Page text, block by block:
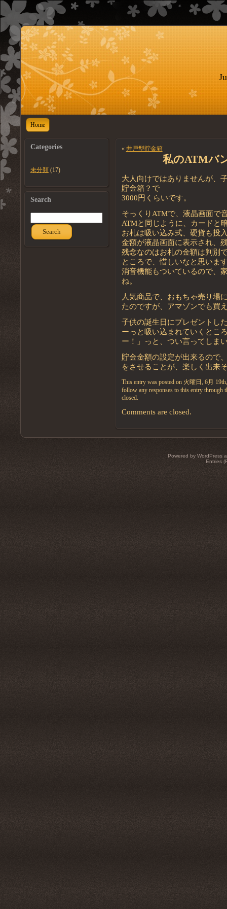
Home
Categories
未分類 (17)
Search
Search
« 井戸型貯金箱
私のATMバ
大人向けではありませんが、
貯金箱？で
3000円くらいです。
そっくりATMで、液晶画面で
ATMと同じように、カードと
お札は吸い込み式、硬貨も投
金額が液晶画面に表示され、
残念なのはお札の金額は判別
ところで、惜しいなと思いま
消音機能もついているので、
ね。
人気商品で、おもちゃ売り場
たのですが、アマゾンでも買
子供の誕生日にプレゼントし
ーっと吸い込まれていくとこ
ー！」っと、つい言ってしま
貯金金額の設定が出来るので
をさせることが、楽しく出来
This entry was posted on 火曜日, 6月
follow any responses to this entry through
closed.
Comments are closed.
Powered by WordPress
Entries